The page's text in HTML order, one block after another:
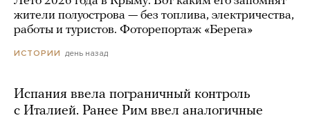
жители полуострова — без топлива, электричества,
работы и туристов. Фоторепортаж «Берега»
ИСТОРИИ день назад
Испания ввела пограничный контроль
с Италией. Ранее Рим ввел аналогичные